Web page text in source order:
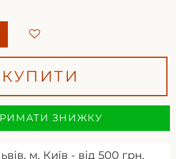
КУПИТИ
ЗНИЖКУ
м. Київ - від 500 грн.